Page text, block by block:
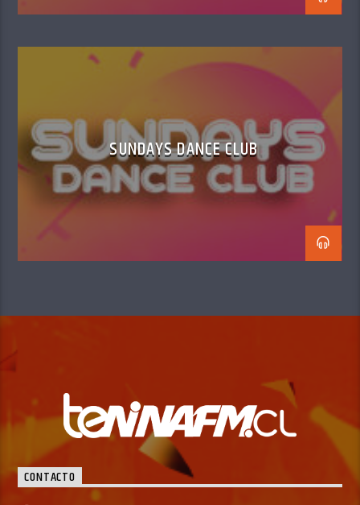
SUNDAYS DANCE CLUB
CONTACTO